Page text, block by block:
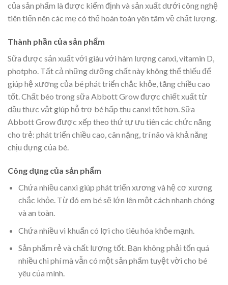
của sản phẩm là được kiểm định và sản xuất dưới công nghệ
tiên tiến nên các mẹ có thể hoàn toàn yên tâm về chất lượng.
Thành phần của sản phẩm
Sữa được sản xuất với giàu với hàm lượng canxi, vitamin D,
photpho. Tất cả những dưỡng chất này không thể thiếu để
giúp hệ xương của bé phát triển chắc khỏe, tăng chiều cao
tốt. Chất béo trong sữa Abbott Grow được chiết xuất từ
dầu thực vật giúp hỗ trợ bé hấp thu canxi tốt hơn. Sữa
Abbott Grow được xếp theo thứ tự ưu tiên các chức năng
cho trẻ: phát triển chiều cao, cân nặng, trí não và khả năng
chịu đựng của bé.
Công dụng của sản phẩm
Chứa nhiều canxi giúp phát triển xương và hệ cơ xương
chắc khỏe. Từ đó em bé sẽ lớn lên một cách nhanh chóng
và an toàn.
Chứa nhiều vi khuẩn có lợi cho tiêu hóa khỏe mạnh.
Sản phẩm rẻ và chất lượng tốt. Bạn không phải tốn quá
nhiều chi phí mà vẫn có một sản phẩm tuyệt vời cho bé
yêu của mình.